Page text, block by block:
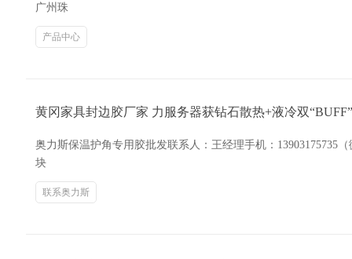
广州珠
产品中心
黄冈家具封边胶厂家 力服务器获钻石散热+液冷双
奥力斯保温护角专用胶批发联系人：王经理手机：13903175735
块
联系奥力斯